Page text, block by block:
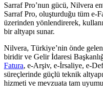
Sarraf Pro’nun gücü, Nilvera
Sarraf Pro, oluşturduğu tüm e-
üzerinden yönlendirerek,
bir altyapı sunar.
Nilvera, Türkiye’nin önde
biridir ve Gelir İdaresi
Fatura, e-Arşiv, e-İrsaliye, e-
süreçlerinde güçlü teknik
hizmeti ve mevzuata tam